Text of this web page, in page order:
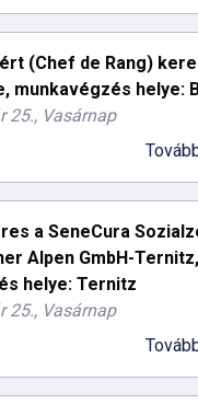
(Chef de Rang)
munkavégzés helye:
25., Vasárnap
a SeneCura
Alpen GmbH-Ternitz,
helye: Ternitz
25., Vasárnap